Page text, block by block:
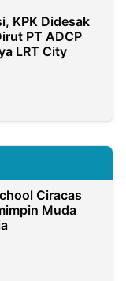
KPK Didesak
PT ADCP
LRT City
Ciracas
Muda